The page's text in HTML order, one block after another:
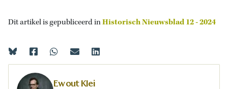
Dit artikel is gepubliceerd inHistorisch Nieuwsblad 12 - 2024
Ewout Klei